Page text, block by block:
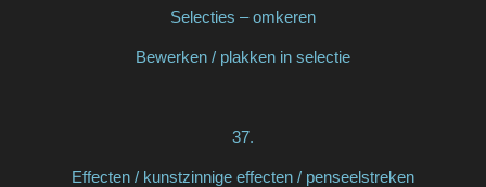
Selecties – omkeren
Bewerken / plakken in selectie
37.
Effecten / kunstzinnige effecten / penseelstreken